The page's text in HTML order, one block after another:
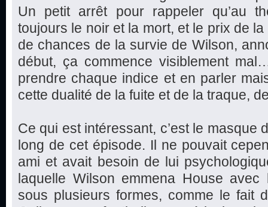
Un petit arrêt pour rappeler qu’au
toujours le noir et la mort, et le prix de
de chances de la survie de Wilson,
début, ça commence visiblement
prendre chaque indice et en parler
cette dualité de la fuite et de la traque,
Ce qui est intéressant, c’est le masque
long de cet épisode. Il ne pouvait
ami et avait besoin de lui
laquelle Wilson emmena House
sous plusieurs formes, comme le fait